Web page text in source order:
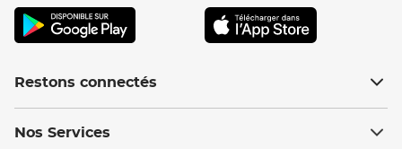
Restons connectés
Nos Services